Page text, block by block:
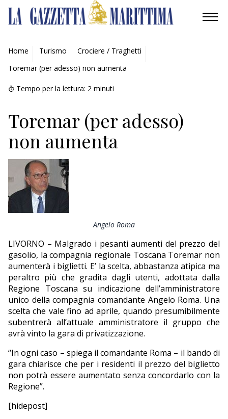
AMBIENTE
MOBILITÀ
INDUSTRIA
RICERCA
ECONOMIA
TURISMO
CULTURA
EDITORIALI
Home Turismo
Crociere / Traghetti
Toremar (per adesso) non aumenta
Tempo per la lettura: 2 minuti
Toremar (per adesso)
non aumenta
Angelo Roma
LIVORNO – Malgrado i pesanti aumenti del prezzo del
gasolio, la compagnia regionale Toscana Toremar non
aumenterà i biglietti. E’ la scelta, abbastanza atipica ma
peraltro più che gradita dagli utenti, adottata dalla
Regione Toscana su indicazione dell’amministratore
unico della compagnia comandante Angelo Roma. Una
scelta che vale fino ad aprile, quando presumibilmente
subentrerà all’attuale amministratore il gruppo che
avrà vinto la gara di privatizzazione.
“In ogni caso – spiega il comandante Roma – il bando di
gara chiarisce che per i residenti il prezzo del biglietto
non potrà essere aumentato senza concordarlo con la
Regione”.
[hidepost]